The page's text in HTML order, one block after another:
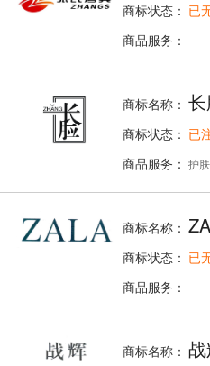
商标状态： 已
商品服务：
商标名称：
商标状态： 已
商品服务： 护
商标名称：
商标状态： 已
商品服务：
商标名称：